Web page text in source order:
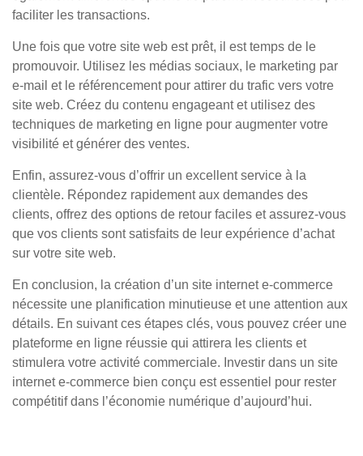
faciliter les transactions.
Une fois que votre site web est prêt, il est temps de le
promouvoir. Utilisez les médias sociaux, le marketing par
e-mail et le référencement pour attirer du trafic vers votre
site web. Créez du contenu engageant et utilisez des
techniques de marketing en ligne pour augmenter votre
visibilité et générer des ventes.
Enfin, assurez-vous d’offrir un excellent service à la
clientèle. Répondez rapidement aux demandes des
clients, offrez des options de retour faciles et assurez-vous
que vos clients sont satisfaits de leur expérience d’achat
sur votre site web.
En conclusion, la création d’un site internet e-commerce
nécessite une planification minutieuse et une attention aux
détails. En suivant ces étapes clés, vous pouvez créer une
plateforme en ligne réussie qui attirera les clients et
stimulera votre activité commerciale. Investir dans un site
internet e-commerce bien conçu est essentiel pour rester
compétitif dans l’économie numérique d’aujourd’hui.